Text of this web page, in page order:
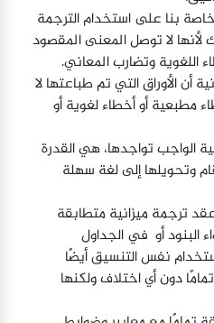
بنا على استخدام الترجمة
لأنها لا توصل المعنى المقصود
اللغوية وتضارب المعاني.
أن الأوراق التي تم طباعتها لا
مطبعية أو أخطاء لغوية أو
الواجب تواجدها، هي القدرة
وتحويلها إلى لغة سهلة
ترجمة ميزانية متطابقة
البنود أو في الجداول
نفس التنسيق أيضًا
دون أي اختلاف ولكنها